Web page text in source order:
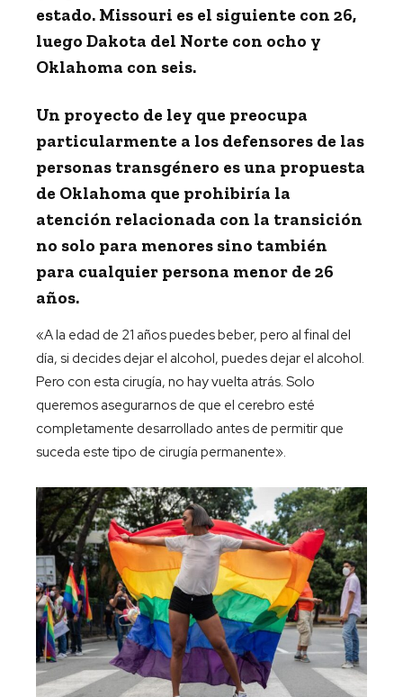
estado. Missouri es el siguiente con 26,
luego Dakota del Norte con ocho y
Oklahoma con seis.
Un proyecto de ley que preocupa
particularmente a los defensores de las
personas transgénero es una propuesta
de Oklahoma que prohibiría la
atención relacionada con la transición
no solo para menores sino también
para cualquier persona menor de 26
años.
«A la edad de 21 años puedes beber, pero al final del
día, si decides dejar el alcohol, puedes dejar el alcohol.
Pero con esta cirugía, no hay vuelta atrás. Solo
queremos asegurarnos de que el cerebro esté
completamente desarrollado antes de permitir que
suceda este tipo de cirugía permanente».